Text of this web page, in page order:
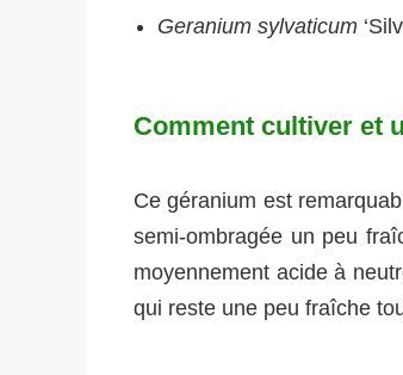
Geranium sylvaticum
Comment cultiver et
Ce géranium est
semi-ombragée un peu
moyennement acide à
qui reste une peu fraîche